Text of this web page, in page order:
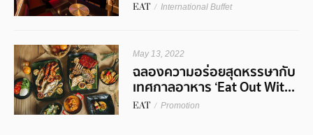
EAT / International Buffet
May 13, 2022
ฉลองความอร่อยสุดหรรษากับ
เทศกาลอาหาร ‘Eat Out Wit...
EAT / Promotion